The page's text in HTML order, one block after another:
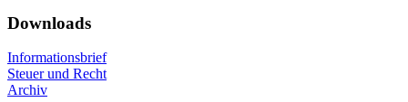
Downloads
Informationsbrief
Steuer und Recht
Archiv